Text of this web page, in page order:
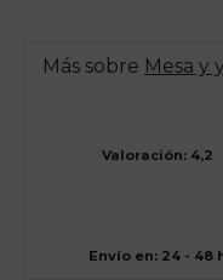
Más sobre Mesa y
Valoración: 4,2
Envío en: 24 - 48